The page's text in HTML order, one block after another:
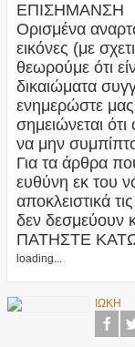
ΕΠΙΣΗΜΑΝΣΗ
Ορισμένα
εικόνες (με
θεωρούμε ότι
δικαιώματα
ενημερώστε
σημειώνεται
να μην
Για τα άρθρα
ευθύνη εκ του
αποκλειστικά
δεν δεσμεύουν
ΠΑΤΗΣΤΕ
loading...
ΙΩΚΗ